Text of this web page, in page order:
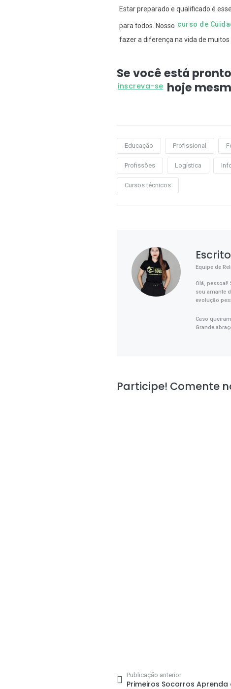
Estar preparado e qualificado é
para todos. Nosso curso de
fazer a diferença na vida de muitos
Se você está
inscreva-se hoje
Educação Profissional
Profissões Logística
Cursos técnicos
Equipe de
Olá,
sou amante
evolução
Caso
Grande
Participe! Comente
Publicação anterior